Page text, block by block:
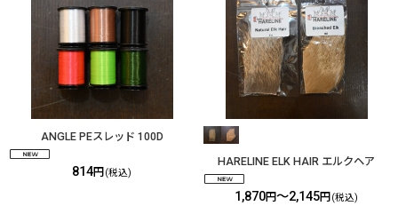
ANGLE PEスレッド 100D
814円 (税込)
HARELINE ELK HAIR エルクヘア
1,870円～2,145円 (税込)